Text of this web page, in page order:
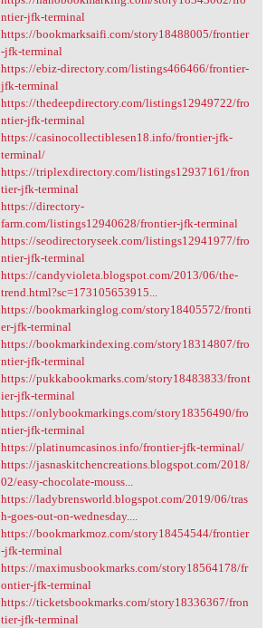
ntier-jfk-terminal
https://bookmarksaifi.com/story18488005/frontier
-jfk-terminal
https://ebiz-directory.com/listings466466/frontier-
jfk-terminal
https://thedeepdirectory.com/listings12949722/fro
ntier-jfk-terminal
https://casinocollectiblesen18.info/frontier-jfk-
terminal/
https://triplexdirectory.com/listings12937161/fron
tier-jfk-terminal
https://directory-
farm.com/listings12940628/frontier-jfk-terminal
https://seodirectoryseek.com/listings12941977/fro
ntier-jfk-terminal
https://candyvioleta.blogspot.com/2013/06/the-
trend.html?sc=173105653915...
https://bookmarkinglog.com/story18405572/fronti
er-jfk-terminal
https://bookmarkindexing.com/story18314807/fro
ntier-jfk-terminal
https://pukkabookmarks.com/story18483833/front
ier-jfk-terminal
https://onlybookmarkings.com/story18356490/fro
ntier-jfk-terminal
https://platinumcasinos.info/frontier-jfk-terminal/
https://jasnaskitchencreations.blogspot.com/2018/
02/easy-chocolate-mouss...
https://ladybrensworld.blogspot.com/2019/06/tras
h-goes-out-on-wednesday....
https://bookmarkmoz.com/story18454544/frontier
-jfk-terminal
https://maximusbookmarks.com/story18564178/fr
ontier-jfk-terminal
https://ticketsbookmarks.com/story18336367/fron
tier-jfk-terminal